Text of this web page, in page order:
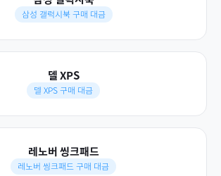
삼성 갤럭시북 구매 대금
델 XPS
델 XPS 구매 대금
레노버 씽크패드
레노버 씽크패드 구매 대금